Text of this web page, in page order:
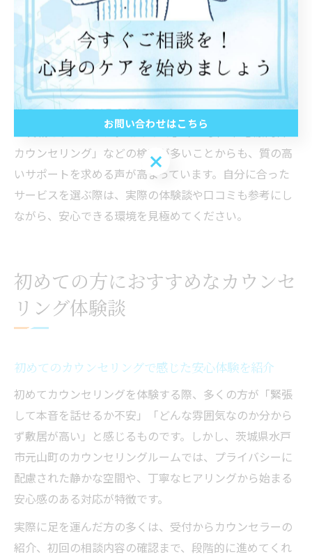
また、心療内科や医療機関と連携し、必要に応じて医療
的なサポートも受けられる体制が整っている場合もあり
ます。カウンセリングだけでなく、ストレスマネジメン
トや生活リズムの改善提案など、総合的な心のケアを提
供している点も大きな魅力です。
「茨城カウンセリング おすすめ」や「水戸市 心療内科
カウンセリング」などの検索が多いことからも、質の高
いサポートを求める声が高まっています。自分に合った
サービスを選ぶ際は、実際の体験談や口コミも参考にし
ながら、安心できる環境を見極めてください。
初めての方におすすめなカウンセ
リング体験談
初めてのカウンセリングで感じた安心体験を紹介
初めてカウンセリングを体験する際、多くの方が「緊張
して本音を話せるか不安」「どんな雰囲気なのか分から
ず敷居が高い」と感じるものです。しかし、茨城県水戸
市元山町のカウンセリングルームでは、プライバシーに
配慮された静かな空間や、丁寧なヒアリングから始まる
安心感のある対応が特徴です。
実際に足を運んだ方の多くは、受付からカウンセラーの
紹介、初回の相談内容の確認まで、段階的に進めてくれ
お問い合わせはこちら
お問い合わせはこちら